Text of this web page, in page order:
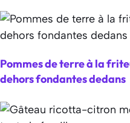
Pommes de terre à la
dehors fondantes dedans